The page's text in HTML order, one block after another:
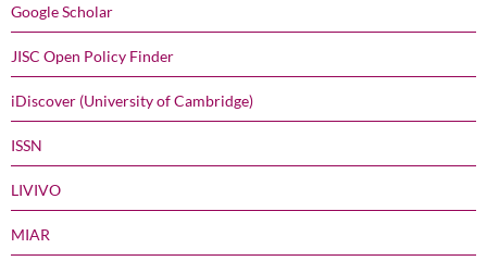
Google Scholar
JISC Open Policy Finder
iDiscover (University of Cambridge)
ISSN
LIVIVO
MIAR